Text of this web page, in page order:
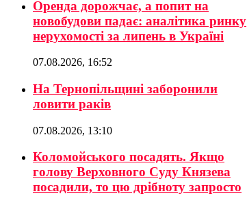
Оренда дорожчає, а попит на
новобудови падає: аналітика ринку
нерухомості за липень в Україні
07.08.2026, 16:52
На Тернопільщині заборонили
ловити раків
07.08.2026, 13:10
Коломойського посадять. Якщо
голову Верховного Суду Князева
посадили, то цю дрібноту запросто